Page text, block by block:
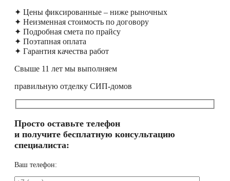
✦ Цены фиксированные – ниже рыночных
✦ Неизменная стоимость по договору
✦ Подробная смета по прайсу
✦ Поэтапная оплата
✦ Гарантия качества работ
Свыше 11 лет мы выполняем
правильную отделку СИП-домов
Просто оставьте телефон
и получите бесплатную консультацию
специалиста:
Ваш телефон: